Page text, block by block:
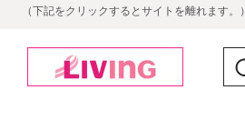
（下記をクリックするとサイトを離れます。）